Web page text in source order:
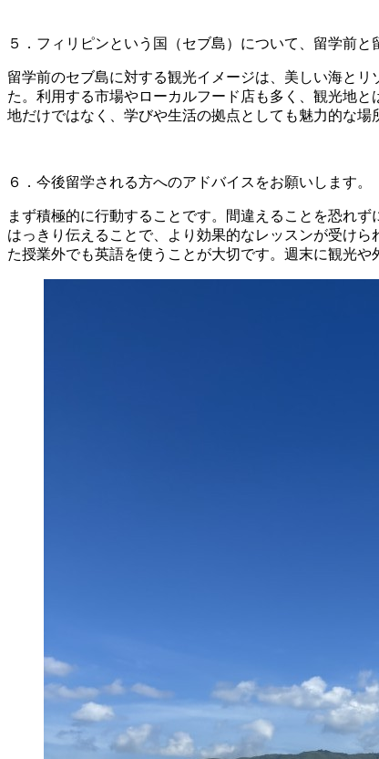
５．フィリピンという国（セブ島）について、留学前
留学前のセブ島に対する観光イメージは、美しい海と
た。利用する市場やローカルフード店も多く、観光地
地だけではなく、学びや生活の拠点としても魅力的な場
６．今後留学される方へのアドバイスをお願いします。
まず積極的に行動することです。間違えることを恐れ
はっきり伝えることで、より効果的なレッスンが受け
た授業外でも英語を使うことが大切です。週末に観光